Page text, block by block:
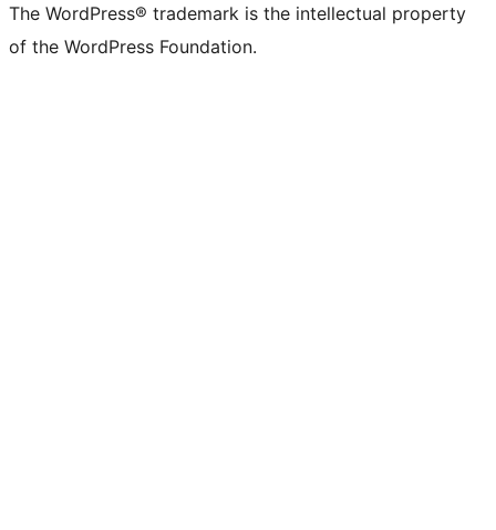
The WordPress® trademark is the intellectual property
of the WordPress Foundation.